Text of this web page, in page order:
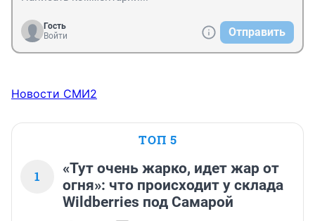
Гость
Войти
Отправить
Новости СМИ2
ТОП 5
1
«Тут очень жарко, идет жар от
огня»: что происходит у склада
Wildberries под Самарой